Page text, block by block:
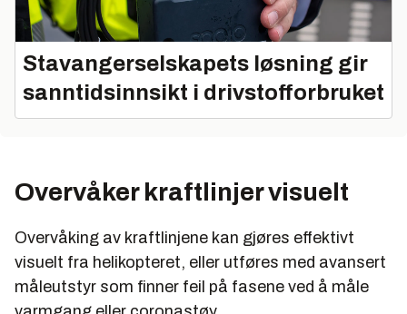
Stavangerselskapets løsning gir
sanntidsinnsikt i drivstofforbruket
Overvåker kraftlinjer visuelt
Overvåking av kraftlinjene kan gjøres effektivt
visuelt fra helikopteret, eller utføres med avansert
måleutstyr som finner feil på fasene ved å måle